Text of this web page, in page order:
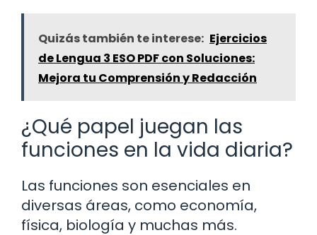
Quizás también te interese: Ejercicios
de Lengua 3 ESO PDF con Soluciones:
Mejora tu Comprensión y Redacción
¿Qué papel juegan las
funciones en la vida diaria?
Las funciones son esenciales en
diversas áreas, como economía,
física, biología y muchas más.